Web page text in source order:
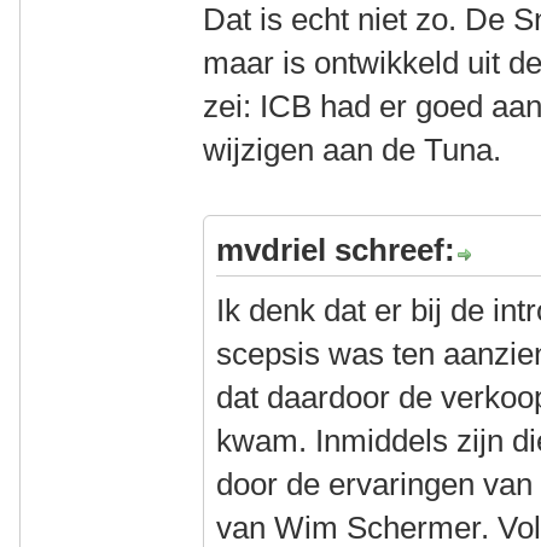
Dat is echt niet zo. De
maar is ontwikkeld uit
zei: ICB had er goed
wijzigen aan de Tuna.
mvdriel schreef:
Ik denk dat er bij de
scepsis was ten
dat daardoor de
kwam. Inmiddels zijn
door de ervaringen
van Wim Schermer.